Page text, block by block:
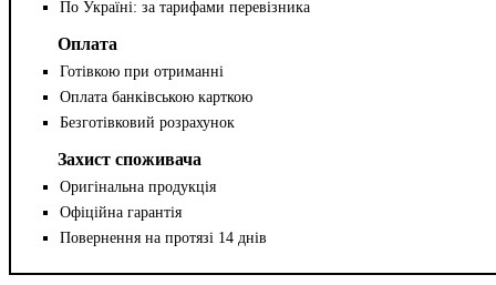
По Україні: за тарифами перевізника
Оплата
Готівкою при отриманні
Оплата банківською карткою
Безготівковий розрахунок
Захист споживача
Оригінальна продукція
Офіційна гарантія
Повернення на протязі 14 днів